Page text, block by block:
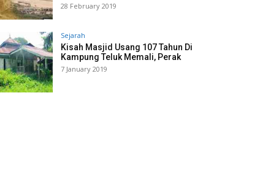
28 February 2019
Sejarah
Kisah Masjid Usang 107 Tahun Di
Kampung Teluk Memali, Perak
7 January 2019